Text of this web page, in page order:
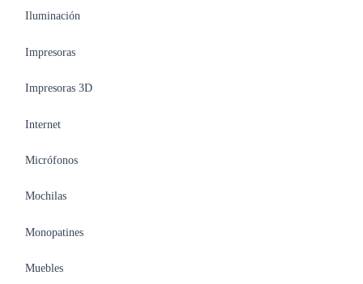
Iluminación
Impresoras
Impresoras 3D
Internet
Micrófonos
Mochilas
Monopatines
Muebles